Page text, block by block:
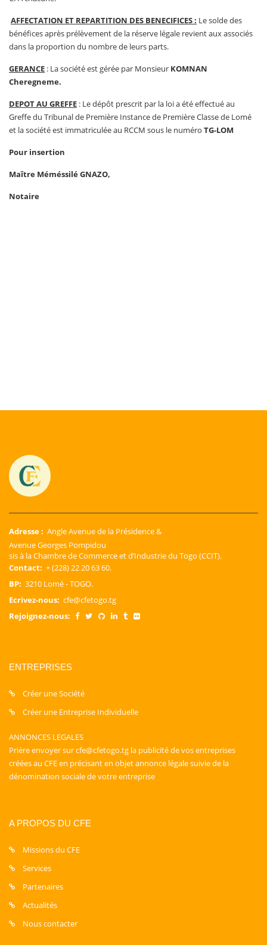
AFFECTATION ET REPARTITION DES BENECIFICES : Le solde des
bénéfices après prélèvement de la réserve légale revient aux associés
dans la proportion du nombre de leurs parts.
GERANCE : La société est gérée par Monsieur KOMNAN
Cheregneme.
DEPOT AU GREFFE : Le dépôt prescrit par la loi a été effectué au
Greffe du Tribunal de Première Instance de Première Classe de Lomé
et la société est immatriculée au RCCM sous le numéro TG-LOM
Pour insertion
Maître Méméssilé GNAZO,
Notaire
Adresse : Angle Avenue de la Présidence &
Avenue Georges Pompidou
sis à la Chambre de Commerce et d’Industrie du Togo (CCIT).
Contact: + (228) 22 20 63 60.
BP: 3210 Lomé - TOGO.
Ecrivez-nous: cfe@cfetogo.tg
Rejoignez-nous:
ENTREPRISES
Créer une Société
Créer une Entreprise Individuelle
ANNONCES LEGALES
Prière envoyer sur cfe@cfetogo.tg la publicité de vos entreprises
créées au CFE en précisant en objet annonce légale suivie de la
dénomination sociale de votre entreprise
A PROPOS DU CFE
Missions du CFE
Services
Partenaires
Actualités
Nous contacter